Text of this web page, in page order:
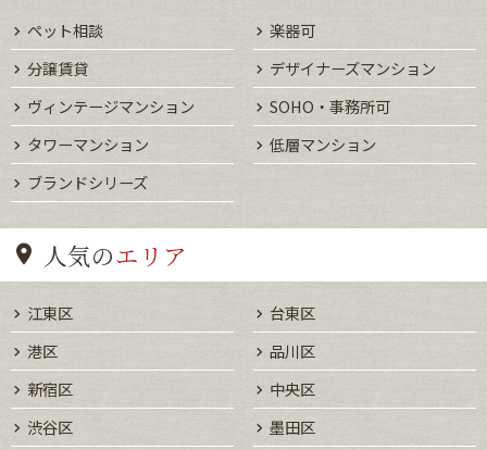
ペット相談
楽器可
分譲賃貸
デザイナーズマンション
ヴィンテージマンション
SOHO・事務所可
タワーマンション
低層マンション
ブランドシリーズ
人気のエリア
江東区
台東区
港区
品川区
新宿区
中央区
渋谷区
墨田区